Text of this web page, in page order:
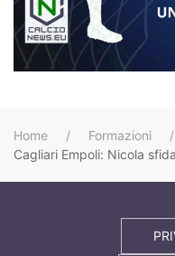
Home Formazioni
Cagliari Empoli: Nicola